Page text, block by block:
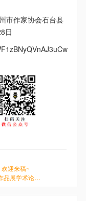
作家协会石台县
日
迎来稿~
2021第一届智慧城市人居环境设计原创作品展学术论文火热征集中！